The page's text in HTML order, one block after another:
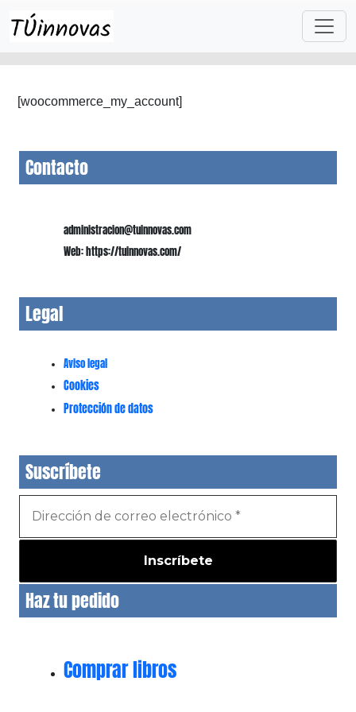
[woocommerce_my_account]
Contacto
administracion@tuinnovas.com
Web: https://tuinnovas.com/
Legal
Aviso legal
Cookies
Protección de datos
Suscríbete
Haz tu pedido
Comprar libros